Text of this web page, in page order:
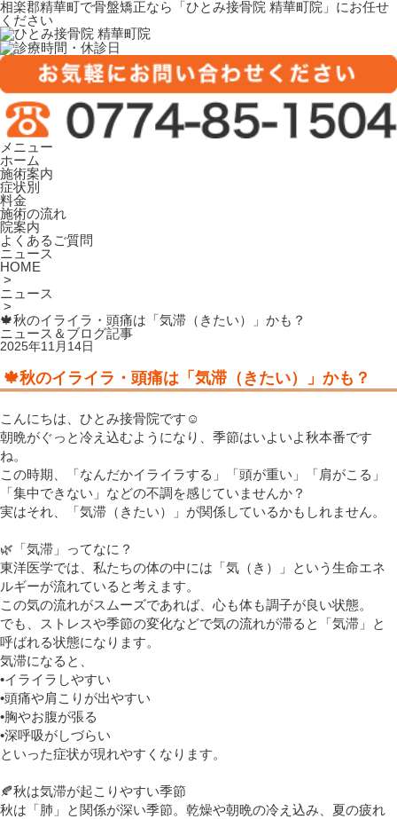
相楽郡精華町で骨盤矯正なら「ひとみ接骨院 精華町院」にお任せ
ください
メニュー
ホーム
施術案内
症状別
料金
施術の流れ
院案内
よくあるご質問
ニュース
HOME
>
ニュース
>
🍁秋のイライラ・頭痛は「気滞（きたい）」かも？
ニュース＆ブログ記事
2025年11月14日
🍁秋のイライラ・頭痛は「気滞（きたい）」かも？
こんにちは、ひとみ接骨院です ☺️
朝晩がぐっと冷え込むようになり、季節はいよいよ秋本番です
ね。
この時期、「なんだかイライラする」「頭が重い」「肩がこる」
「集中できない」などの不調を感じていませんか？
実はそれ、「気滞（きたい）」が関係しているかもしれません。
🌿 「気滞」ってなに？
東洋医学では、私たちの体の中には「気（き）」という生命エネ
ルギーが流れていると考えます。
この気の流れがスムーズであれば、心も体も調子が良い状態。
でも、ストレスや季節の変化などで気の流れが滞ると「気滞」と
呼ばれる状態になります。
気滞になると、
•イライラしやすい
•頭痛や肩こりが出やすい
•胸やお腹が張る
•深呼吸がしづらい
といった症状が現れやすくなります。
🍂秋は気滞が起こりやすい季節
秋は「肺」と関係が深い季節。乾燥や朝晩の冷え込み、夏の疲れ